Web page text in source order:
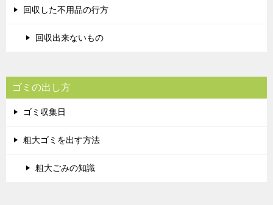
回収した不用品の行方
回収出来ないもの
ゴミの出し方
ゴミ収集日
粗大ゴミを出す方法
粗大ごみの知識